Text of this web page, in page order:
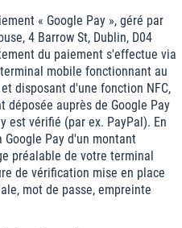
« Google Pay », géré par
4 Barrow St, Dublin, D04
du paiement s'effectue via
mobile fonctionnant au
disposant d'une fonction NFC,
auprès de Google Pay
est vérifié (par ex. PayPal). En
Pay d'un montant
préalable de votre terminal
de vérification mise en place
mot de passe, empreinte